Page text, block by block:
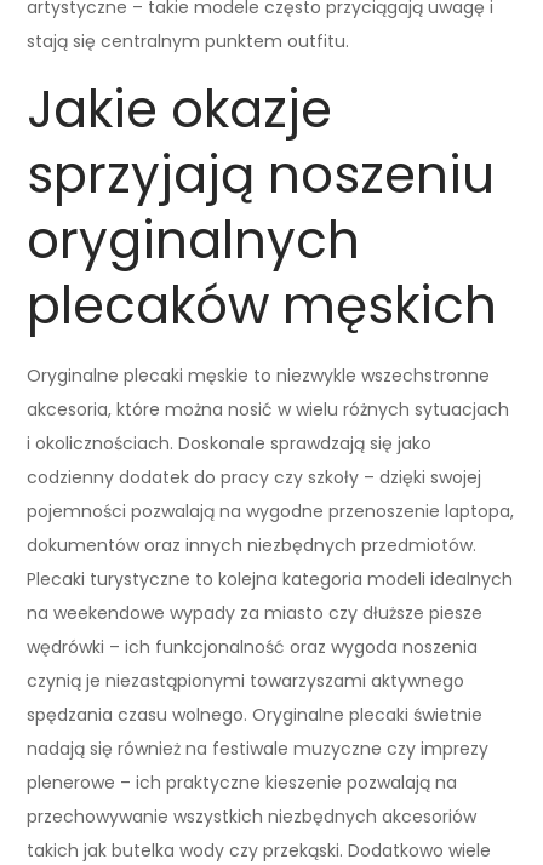
artystyczne – takie modele często przyciągają uwagę i
stają się centralnym punktem outfitu.
Jakie okazje
sprzyjają noszeniu
oryginalnych
plecaków męskich
Oryginalne plecaki męskie to niezwykle wszechstronne
akcesoria, które można nosić w wielu różnych sytuacjach
i okolicznościach. Doskonale sprawdzają się jako
codzienny dodatek do pracy czy szkoły – dzięki swojej
pojemności pozwalają na wygodne przenoszenie laptopa,
dokumentów oraz innych niezbędnych przedmiotów.
Plecaki turystyczne to kolejna kategoria modeli idealnych
na weekendowe wypady za miasto czy dłuższe piesze
wędrówki – ich funkcjonalność oraz wygoda noszenia
czynią je niezastąpionymi towarzyszami aktywnego
spędzania czasu wolnego. Oryginalne plecaki świetnie
nadają się również na festiwale muzyczne czy imprezy
plenerowe – ich praktyczne kieszenie pozwalają na
przechowywanie wszystkich niezbędnych akcesoriów
takich jak butelka wody czy przekąski. Dodatkowo wiele